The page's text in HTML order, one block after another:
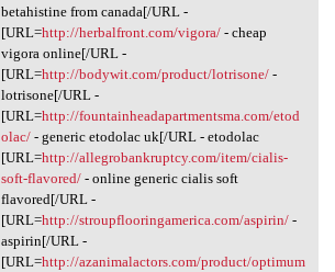
betahistine from canada[/URL -
[URL=http://herbalfront.com/vigora/- cheap
vigora online[/URL -
[URL=http://bodywit.com/product/lotrisone/-
lotrisone[/URL -
[URL=http://fountainheadapartmentsma.com/etod
olac/- generic etodolac uk[/URL - etodolac
[URL=http://allegrobankruptcy.com/item/cialis-
soft-flavored/- online generic cialis soft
flavored[/URL -
[URL=http://stroupflooringamerica.com/aspirin/-
aspirin[/URL -
[URL=http://azanimalactors.com/product/optimum